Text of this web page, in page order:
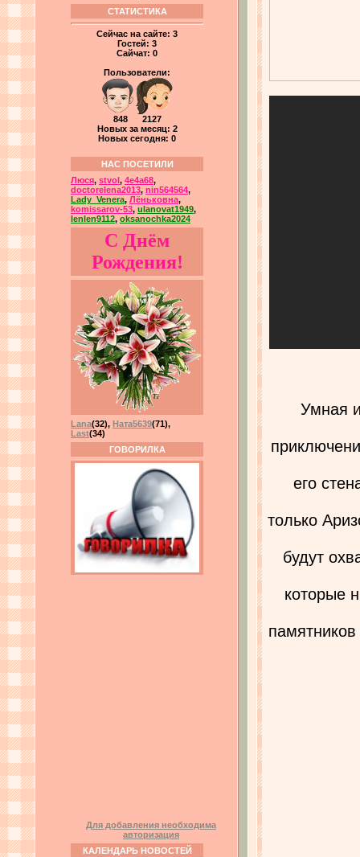
СТАТИСТИКА
Сейчас на сайте: 3
Гостей: 3
Сайчат: 0
Пользователи:
848 2127
Новых за месяц: 2
Новых сегодня: 0
НАС ПОСЕТИЛИ
Люся, stvol , 4e4a68,
doctorelena2013, nin564564,
Lady_Venera, Лёньковна,
komissarov-53, ulanovat1949,
lenlen9112, oksanochka2024
С Днём
Рождения!
Lana(32), Ната5639(71),
Last(34)
ГОВОРИЛКА
Для добавления необходима
авторизация
КАЛЕНДАРЬ НОВОСТЕЙ
Умная
его
только
будут
которые